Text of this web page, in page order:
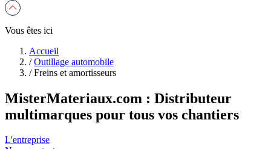
Vous êtes ici
Accueil
/ Outillage automobile
/ Freins et amortisseurs
MisterMateriaux.com : Distributeur
multimarques pour tous vos chantiers
L'entreprise